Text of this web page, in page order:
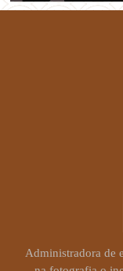
Administradora de